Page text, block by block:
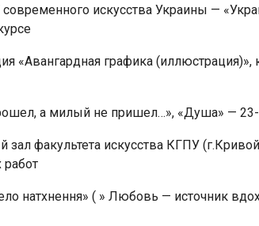
искусства Украины —
«Авангардная графика (иллюстрация)»,
а милый не пришел…», «Душа» — 23-
зал факультета искусства КГПУ
работ
натхнення» ( » Любовь — источник